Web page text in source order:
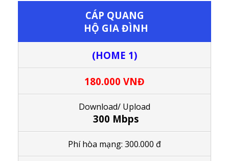
CÁP QUANG
HỘ GIA ĐÌNH
(HOME 1)
180.000 VNĐ
Download/ Upload
300 Mbps
Phí hòa mạng: 300.000 đ